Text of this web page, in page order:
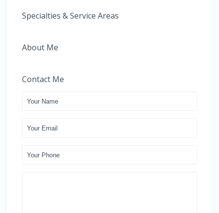
Specialties & Service Areas
About Me
Contact Me